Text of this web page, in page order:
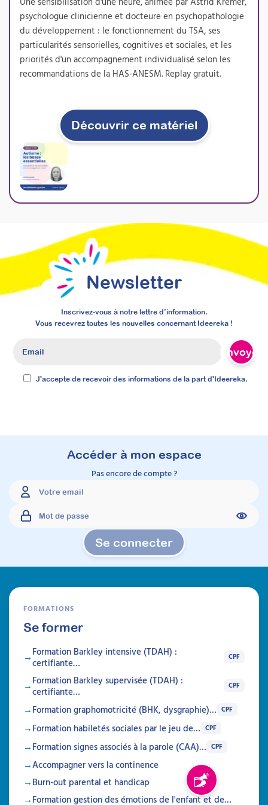
nouvelle prestation de bilan sensoriel, très
demandée par les familles et les institutions,
tout en enrichissant durablement votre
pratique professionnelle.
Prochaine session 05/10/2026
Durée 18h réparties sur 5 semaines
À découvrir
Mettre en place des
diagnostic TSA : structurer
pour mieux valoriser votre
Apprenez à structurer une démarche claire
de psychoéducation du TSA à destination des
parents, grâce à des supports concrets et
réutilisables. Cette formation vous permettra
de proposer explicitement un
précisément à leurs attentes dès l’annonce
du diagnostic.
Prochaine session 26/08/2026
Durée 15h réparties sur 4 semaines
Inscriptions ouvertes
Formations
psychologue clinicienne et docteure en psychopathologie
du développement : le fonctionnement du TSA, ses
particularités sensorielles, cognitives et sociales, et les
priorités d'un accompagnement individualisé selon les
recommandations de la HAS-ANESM. Replay gratuit.
Découvrir ce matériel
Newsletter
Inscrivez-vous à notre lettre d’information.
Vous recevrez toutes les nouvelles concernant Ideereka !
Envoyer
J'accepte de recevoir des informations de la part d'Ideereka.
Accéder à mon espace
Pas encore de compte ?
Se connecter
FORMATIONS
Se former
Formation Barkley intensive (TDAH) :
certifiante…
CPF
Formation Barkley supervisée (TDAH) :
certifiante…
CPF
Formation graphomotricité (BHK, dysgraphie)… CPF
Formation habiletés sociales par le jeu de… CPF
Formation signes associés à la parole (CAA)… CPF
Accompagner vers la continence
Burn-out parental et handicap
Formation gestion des émotions de l'enfant et de…
Signaler un